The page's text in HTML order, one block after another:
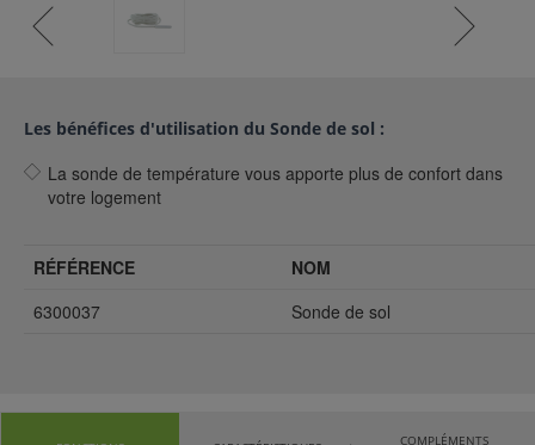
Les bénéfices d'utilisation du Sonde de sol :
La sonde de température vous apporte plus de confort dans
votre logement
RÉFÉRENCE
NOM
6300037
Sonde de sol
COMPLÉMENTS